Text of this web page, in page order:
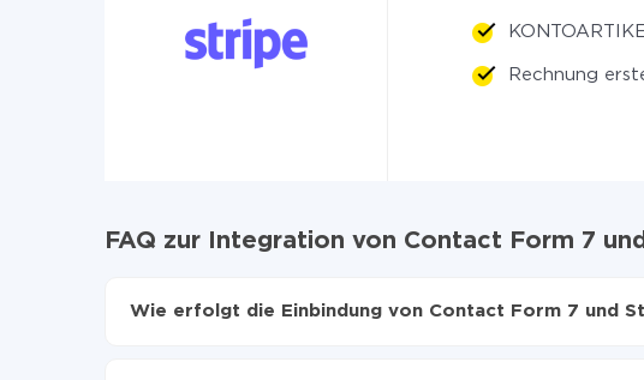
Rechnung
FAQ zur Integration von Contact Form 7
Wie erfolgt die Einbindung von Contact Form 7 und